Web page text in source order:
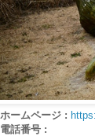
ームページ :
話番号 :